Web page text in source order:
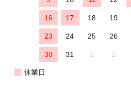
16 17 18 19
23 24 25 26
30 31 1 2
休業日